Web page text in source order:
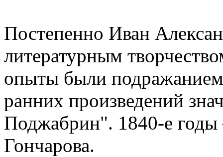
Постепенно Иван
литературным
опыты были
ранних произведений
Поджабрин". 1840-е годы
Гончарова.